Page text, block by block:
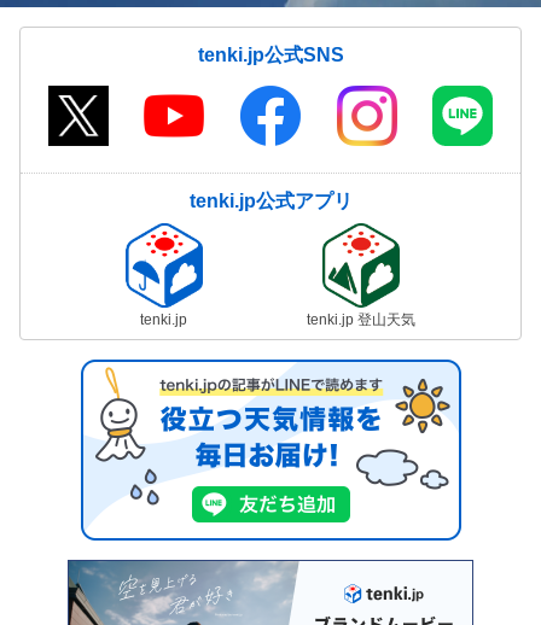
tenki.jp公式SNS
tenki.jp公式アプリ
tenki.jp tenki.jp 登山天気